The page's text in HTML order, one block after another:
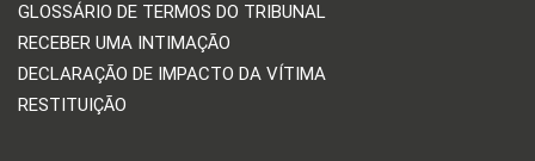
GLOSSÁRIO DE TERMOS DO TRIBUNAL
RECEBER UMA INTIMAÇÃO
DECLARAÇÃO DE IMPACTO DA VÍTIMA
RESTITUIÇÃO